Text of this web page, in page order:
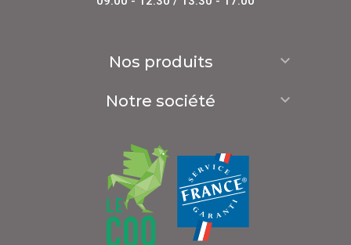
Nos produits 
Notre société 